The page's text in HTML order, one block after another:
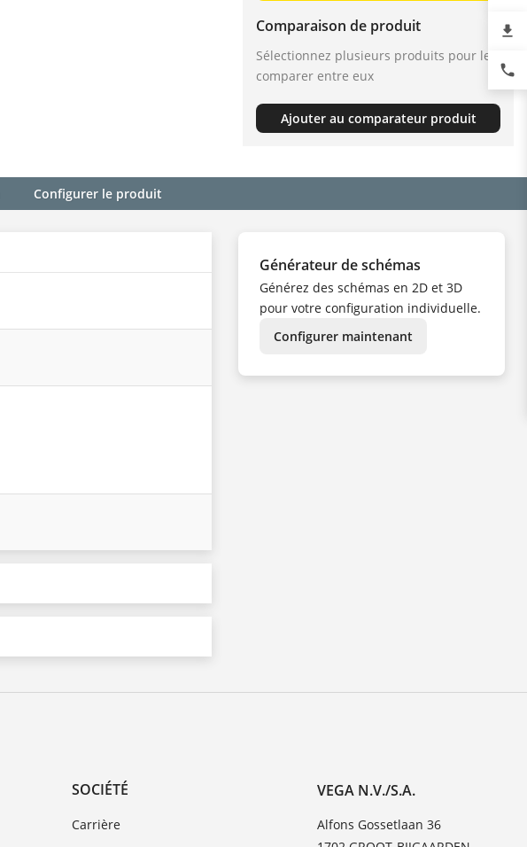
Comparaison de produit
Sélectionnez plusieurs produits pour les
comparer entre eux
Ajouter au comparateur produit
Configurer le produit
Générateur de schémas
Générez des schémas en 2D et 3D
pour votre configuration individuelle.
Configurer maintenant
SOCIÉTÉ
Carrière
VEGA N.V./S.A.
Alfons Gossetlaan 36
file_download
phone